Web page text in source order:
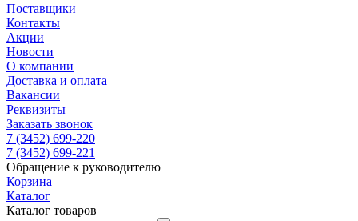
Поставщики
Контакты
Акции
Новости
О компании
Доставка и оплата
Вакансии
Реквизиты
Заказать звонок
7 (3452) 699-220
7 (3452) 699-221
Обращение к руководителю
Корзина
Каталог
Каталог товаров